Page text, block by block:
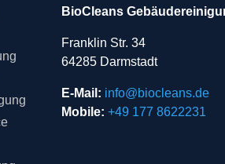
BioCleans
Franklin Str. 34
64285 Darmstadt
E-Mail: info@biocleans.de
Mobile: +49 177 8622231